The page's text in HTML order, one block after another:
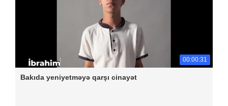
00:00:31
Bakıda yeniyetməyə qarşı cinayət